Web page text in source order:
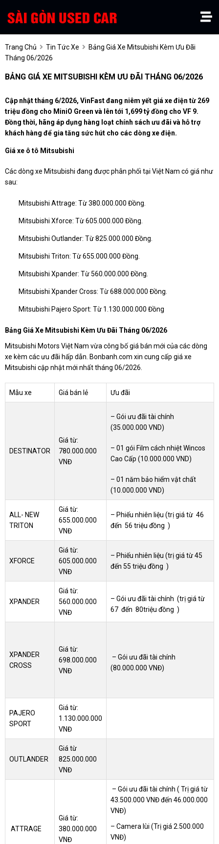
Trang Chủ Tin Tức Xe
Bảng Giá Xe Mitsubishi Kèm Ưu Đãi
Tháng 06/2026
BẢNG GIÁ XE MITSUBISHI KÈM ƯU ĐÃI THÁNG 06/2026
Cập nhật tháng 6/2026, VinFast đang niêm yết giá xe điện từ 269
triệu đồng cho MiniO Green và lên tới 1,699 tỷ đồng cho VF 9.
Đồng thời, hãng áp dụng hàng loạt chính sách ưu đãi và hỗ trợ
khách hàng để gia tăng sức hút cho các dòng xe điện.
Giá xe ô tô Mitsubishi
Các dòng xe Mitsubishi đang được phân phối tại Việt Nam có giá như
sau:
Mitsubishi Attrage: Từ 380.000.000 Đồng.
Mitsubishi Xforce: Từ 605.000.000 Đồng.
Mitsubishi Outlander: Từ 825.000.000 Đồng.
Mitsubishi Triton: Từ 655.000.000 Đồng.
Mitsubishi Xpander: Từ 560.000.000 Đồng.
Mitsubishi Xpander Cross: Từ 688.000.000 Đồng.
Mitsubishi Pajero Sport: Từ 1.130.000.000 Đồng
Bảng Giá Xe Mitsubishi Kèm Ưu Đãi Tháng 06/2026
Mitsubishi Motors Việt Nam vừa công bố giá bán mới của các dòng
xe kèm các ưu đãi hấp dẫn. Bonbanh.com xin cung cấp giá xe
Mitsubishi cập nhật mới nhất tháng 06/2026.
Mẫu xe Giá bán lẻ Ưu đãi
DESTINATOR
Giá từ:
780.000.000
VNĐ
– Gói ưu đãi tài chính
(35.000.000 VND)
– 01 gói Film cách nhiệt Wincos
Cao Cấp (10.000.000 VND)
– 01 năm bảo hiểm vật chất
(10.000.000 VND)
ALL- NEW
TRITON
Giá từ:
655.000.000
VNĐ
– Phiếu nhiên liệu (trị giá từ 46
đến 56 triệu đồng )
XFORCE
Giá từ:
605.000.000
VNĐ
– Phiếu nhiên liệu (trị giá từ 45
đến 55 triệu đồng )
XPANDER
Giá từ:
560.000.000
VNĐ
– Gói ưu đãi tài chính (trị giá từ
67 đến 80triệu đồng )
XPANDER
CROSS
Giá từ:
698.000.000
VNĐ
– Gói ưu đãi tài chính
(80.000.000 VNĐ)
PAJERO
SPORT
Giá từ:
1.130.000.000
VNĐ
OUTLANDER
Giá từ
825.000.000
VNĐ
ATTRAGE
Giá từ:
380.000.000
VNĐ
– Gói ưu đãi tài chính ( Trị giá từ
43.500.000 VNĐđến 46.000.000
VNĐ)
– Camera lùi (Trị giá 2.500.000
VNĐ)